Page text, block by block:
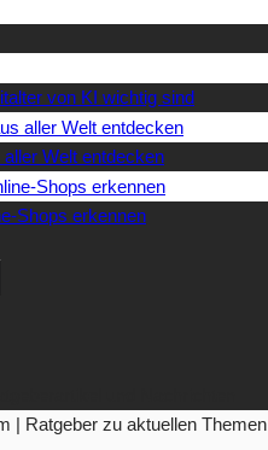
von KI wichtig sind
Welt entdecken
Shops erkennen
| Ratgeber zu aktuellen Themen